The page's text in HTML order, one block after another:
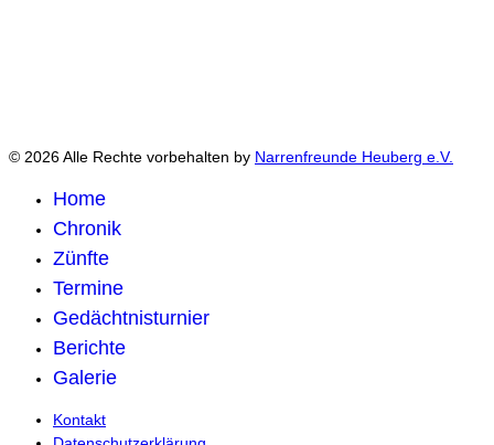
© 2026 Alle Rechte vorbehalten by Narrenfreunde Heuberg e.V.
Home
Chronik
Zünfte
Termine
Gedächtnisturnier
Berichte
Galerie
Kontakt